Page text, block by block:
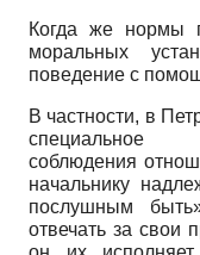
Когда же нормы
моральных
поведение с
В частности, в
специальное
соблюдения
начальнику
послушным
отвечать за свои